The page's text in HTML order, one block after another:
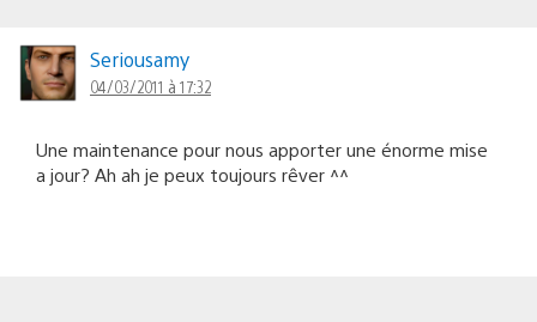
Seriousamy
04/03/2011 à 17:32
Une maintenance pour nous apporter une énorme mise
a jour? Ah ah je peux toujours rêver ^^